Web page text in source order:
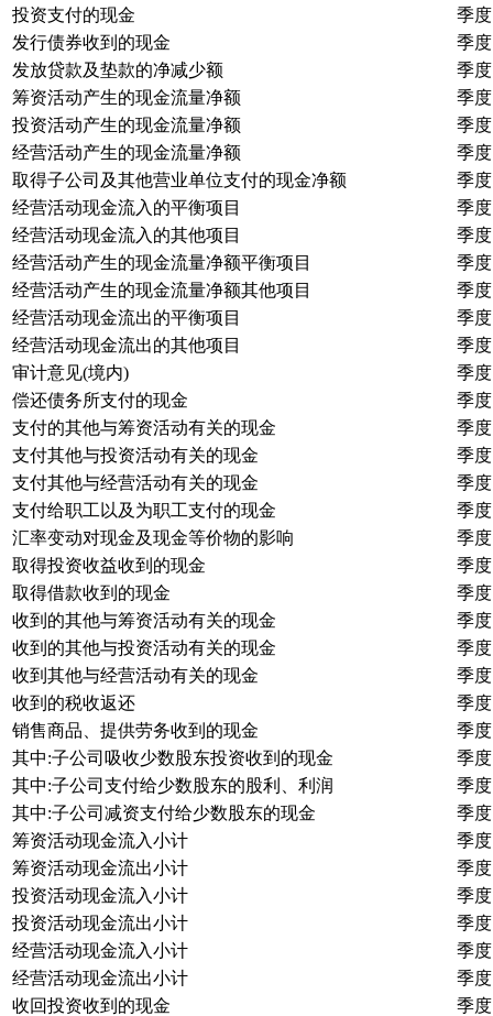
投资支付的现金
季度
发行债券收到的现金
季度
发放贷款及垫款的净减少额
季度
筹资活动产生的现金流量净额
季度
投资活动产生的现金流量净额
季度
经营活动产生的现金流量净额
季度
取得子公司及其他营业单位支付的现金净额
季度
经营活动现金流入的平衡项目
季度
经营活动现金流入的其他项目
季度
经营活动产生的现金流量净额平衡项目
季度
经营活动产生的现金流量净额其他项目
季度
经营活动现金流出的平衡项目
季度
经营活动现金流出的其他项目
季度
审计意见(境内)
季度
偿还债务所支付的现金
季度
支付的其他与筹资活动有关的现金
季度
支付其他与投资活动有关的现金
季度
支付其他与经营活动有关的现金
季度
支付给职工以及为职工支付的现金
季度
汇率变动对现金及现金等价物的影响
季度
取得投资收益收到的现金
季度
取得借款收到的现金
季度
收到的其他与筹资活动有关的现金
季度
收到的其他与投资活动有关的现金
季度
收到其他与经营活动有关的现金
季度
收到的税收返还
季度
销售商品、提供劳务收到的现金
季度
其中:子公司吸收少数股东投资收到的现金
季度
其中:子公司支付给少数股东的股利、利润
季度
其中:子公司减资支付给少数股东的现金
季度
筹资活动现金流入小计
季度
筹资活动现金流出小计
季度
投资活动现金流入小计
季度
投资活动现金流出小计
季度
经营活动现金流入小计
季度
经营活动现金流出小计
季度
收回投资收到的现金
季度